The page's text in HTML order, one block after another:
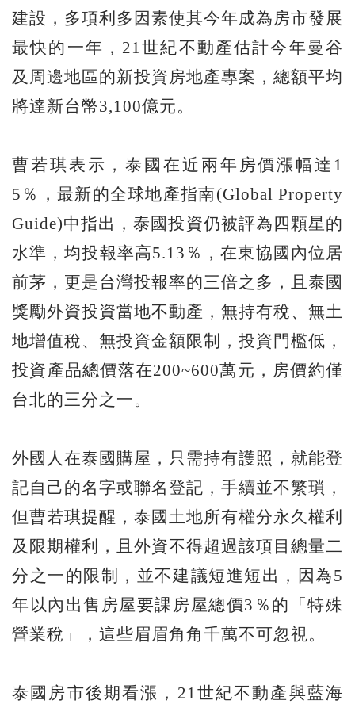
建設，多項利多因素使其今年成為房市發展
最快的一年，21世紀不動產估計今年曼谷
及周邊地區的新投資房地產專案，總額平均
將達新台幣3,100億元。
曹若琪表示，泰國在近兩年房價漲幅達1
5％，最新的全球地產指南(Global Property
Guide)中指出，泰國投資仍被評為四顆星的
水準，均投報率高5.13％，在東協國內位居
前茅，更是台灣投報率的三倍之多，且泰國
獎勵外資投資當地不動產，無持有稅、無土
地增值稅、無投資金額限制，投資門檻低，
投資產品總價落在200~600萬元，房價約僅
台北的三分之一。
外國人在泰國購屋，只需持有護照，就能登
記自己的名字或聯名登記，手續並不繁瑣，
但曹若琪提醒，泰國土地所有權分永久權利
及限期權利，且外資不得超過該項目總量二
分之一的限制，並不建議短進短出，因為5
年以內出售房屋要課房屋總價3％的「特殊
營業稅」，這些眉眉角角千萬不可忽視。
泰國房市後期看漲，21世紀不動產與藍海